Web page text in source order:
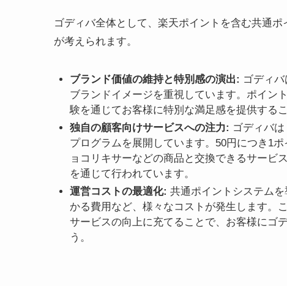
ゴディバ全体として、楽天ポイントを含む共通
が考えられます。
ブランド価値の維持と特別感の演出: ゴディ
ブランドイメージを重視しています。ポイン
験を通じてお客様に特別な満足感を提供する
独自の顧客向けサービスへの注力: ゴディバ
プログラムを展開しています。50円につき1
ョコリキサーなどの商品と交換できるサービ
を通じて行われています。
運営コストの最適化: 共通ポイントシステム
かる費用など、様々なコストが発生します。
サービスの向上に充てることで、お客様にゴ
う。